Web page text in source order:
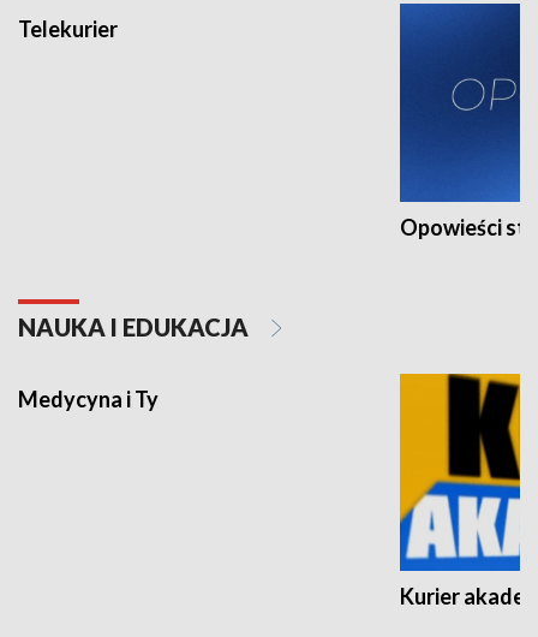
Telekurier
Opowieści
NAUKA I EDUKACJA
Medycyna i Ty
Kurier